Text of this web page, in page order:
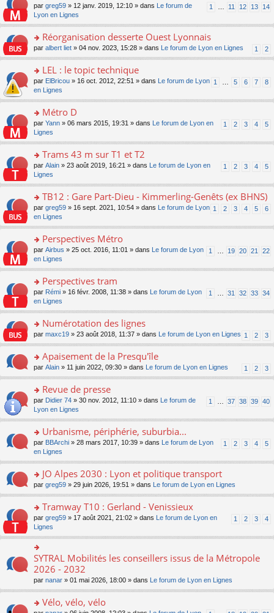
e
nt
s
ré
c
e
n
o
n
lu
pl
s
ré
c
e
s
s
e
n
o
n
le
s
ré
e
er
le
m
e
s
g
e
n
o
n
le
s
ré
e
o
s
er
le
m
e
s
s
e
n
o
n
lu
pl
ré
c
e
nt
1 11 12 13 14
par greg59 » 12 janv. 2019, 12:10 » dans
Le forum de
Lyon en Lignes
o
n
ult
er
le
m
e
s
s
e
n
o
n
lu
pl
ré
c
e
nt
Réorganisation desserte Ouest Lyonnais
1 2
par albert liet » 04 nov. 2023, 15:28 » dans Le forum de Lyon en Lignes
o
n
s
er
le
m
e
s
s
a
n
o
n
lu
le
u
c
e
nt
LEL : le topic technique
1 5 6 7 8
par ElBricou » 16 oct. 2012, 22:51 » dans
Le forum de Lyon
en Lignes
o
s
er
le
m
e
s
s
a
n
o
n
lu
le
u
c
e
nt
Métro D
1 2 3 4 5
par Yann » 06 mars 2015, 19:31 » dans
Le forum de Lyon en
Lignes
o
s
er
le
m
e
s
s
a
n
o
n
lu
le
u
ré
c
e
Trams 43 m sur T1 et T2
1 2 3 4 5
par Alain » 23 août 2019, 16:21 » dans
Le forum de Lyon en
Lignes
o
n
s
er
le
m
e
s
s
a
n
o
n
lu
pl
s
ré
e
TB12 : Gare Part-Dieu - Kimmerling-Genêts (ex BHNS)
1 2 3 4 5 6
par greg59 » 16 sept. 2021, 10:54 » dans
Le forum de Lyon
en Lignes
o
n
s
er
le
m
e
s
s
e
n
o
n
le
pl
s
ré
c
e
Perspectives Métro
1 19 20 21 22
par Airbus » 25 oct. 2016, 11:01 » dans
Le forum de Lyon
en Lignes
o
n
s
er
le
m
e
s
g
e
n
o
n
le
s
ré
c
nt
Perspectives tram
1 31 32 33 34
par Rémi » 16 févr. 2008, 11:38 » dans
Le forum de Lyon
en Lignes
o
n
ult
er
le
m
e
s
g
e
n
o
n
le
u
s
ré
c
e
nt
Numérotation des lignes
1 2 3
par maxc19 » 23 août 2018, 11:37 » dans Le forum de Lyon en Lignes
o
n
ult
er
le
m
e
s
s
e
n
o
n
le
s
ré
c
e
Apaisement de la Presqu'île
1 2 3
par Alain » 11 juin 2022, 09:30 » dans Le forum de Lyon en Lignes
o
s
er
le
m
e
s
s
e
n
o
n
lu
le
pl
u
s
ré
c
e
Revue de presse
1 37 38 39 40
par Didier 74 » 30 nov. 2012, 11:10 » dans
Le forum de
Lyon en Lignes
o
n
s
er
le
m
e
s
s
g
n
o
n
lu
pl
Urbanisme, périphérie, suburbia...
1 2 3 4 5
par BBArchi » 28 mars 2017, 10:39 » dans
Le forum de Lyon
en Lignes
o
n
ult
er
le
m
e
s
s
g
n
JO Alpes 2030 : Lyon et politique transport
par greg59 » 29 juin 2026, 19:51 » dans Le forum de Lyon en Lignes
o
s
ult
er
le
m
e
s
s
Tramway T10 : Gerland - Venissieux
1 2 3 4
par greg59 » 17 août 2021, 21:02 » dans
Le forum de Lyon en
Lignes
o
n
ult
er
le
SYTRAL Mobilités les conseillers issus de la Métropole
2026 - 2032
par nanar » 01 mai 2026, 18:00 » dans Le forum de Lyon en Lignes
Vélo, vélo, vélo